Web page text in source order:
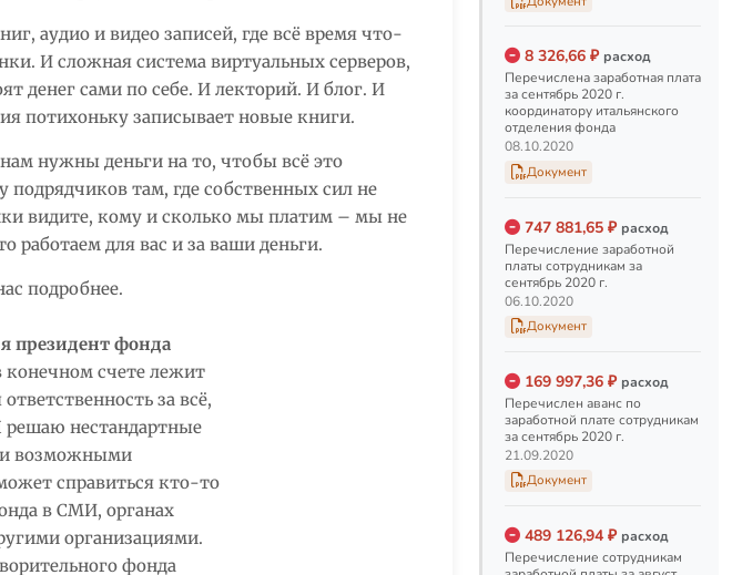
аудио и видео записей, где всё время что-
И сложная система виртуальных серверов,
денег сами по себе. И лекторий. И блог. И
потихоньку записывает новые книги.
нужны деньги на то, чтобы всё это
подрядчиков там, где собственных сил не
видите, кому и сколько мы платим – мы не
работаем для вас и за ваши деньги.
подробнее.
президент фонда
счете лежит
за всё,
решаю нестандартные
возможными
справиться кто-то
в СМИ, органах
организациями.
фонда
г.
Заработная плата за
июль 2020 г.
Перечисление заработной
платы сотрудникам за июль
2020 г.
Аванс за июль 2020 г.
Перечислен аванс по
заработной плате
сотрудникам за июль 2020 г.
21.07.2020
Перечисление зарплаты
координатору
итальянского отделения
фонда
Перечислена заработная
отделения фонда
15.07.2020
8 326,66 ₽ расход
Перечислена заработная плата
за сентябрь 2020 г.
координатору итальянского
отделения фонда
08.10.2020
Документ
747 881,65 ₽ расход
Перечисление заработной
платы сотрудникам за
сентябрь 2020 г.
06.10.2020
Документ
169 997,36 ₽ расход
Перечислен аванс по
заработной плате сотрудникам
за сентябрь 2020 г.
21.09.2020
Документ
489 126,94 ₽ расход
Перечисление сотрудникам